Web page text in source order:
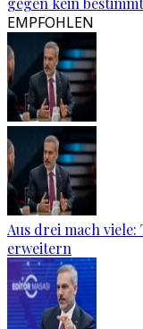
EMPFOHLEN
Aus drei mach
erweitern